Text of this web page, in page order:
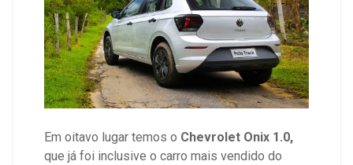
Em oitavo lugar temos o Chevrolet Onix 1.0,
que já foi inclusive o carro mais vendido do